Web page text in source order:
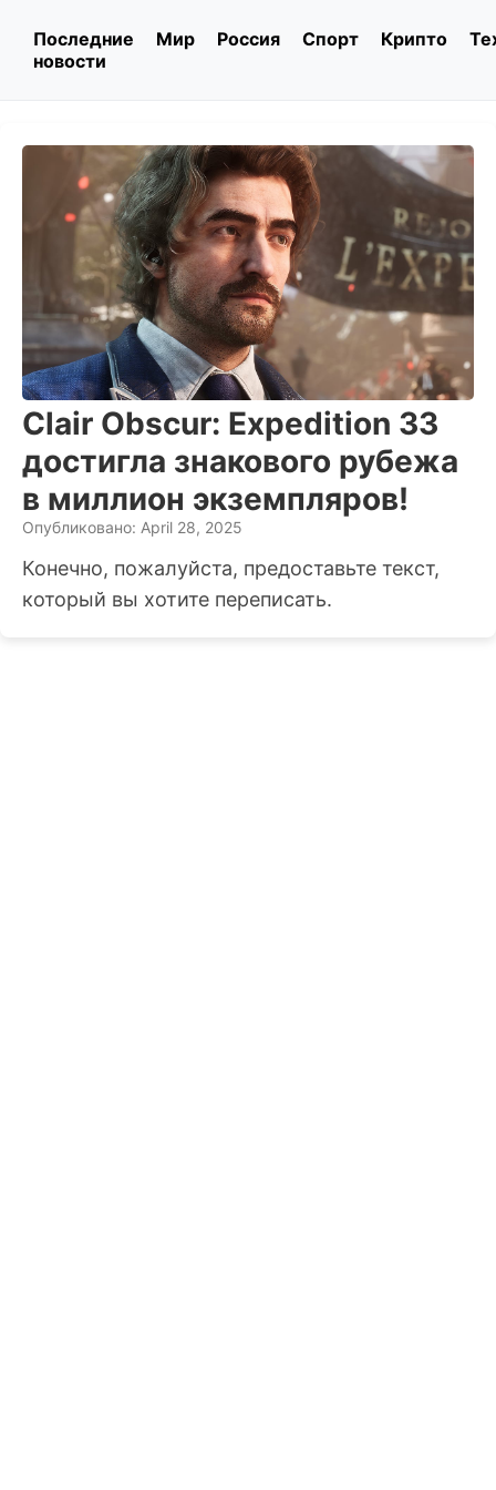
Последние
новости
Мир Россия Спорт Крипто
Clair Obscur: Expedition 33
достигла знакового рубежа
в миллион экземпляров!
Опубликовано: April 28, 2025
Конечно, пожалуйста, предоставьте текст,
который вы хотите переписать.